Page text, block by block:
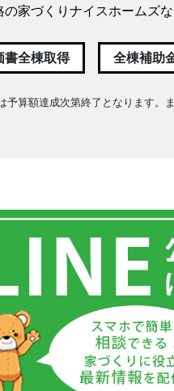
の家づくりナイスホームズな
書全棟取得 全棟補助
予算額達成次第終了となります。